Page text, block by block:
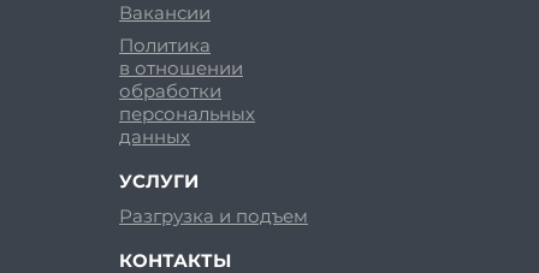
Вакансии
Политика
в отношении
обработки
персональных
данных
УСЛУГИ
Разгрузка и подъем
КОНТАКТЫ